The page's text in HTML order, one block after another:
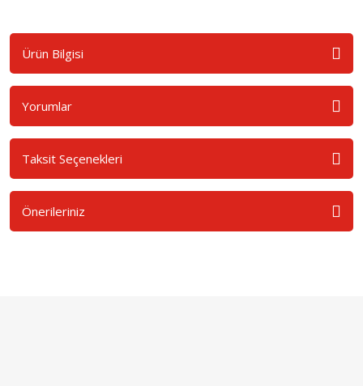
Ürün Bilgisi
Yorumlar
Taksit Seçenekleri
Önerileriniz